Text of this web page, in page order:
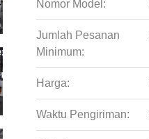
Nomor Model:
Jumlah Pesanan
Minimum:
Harga:
Waktu Pengiriman: